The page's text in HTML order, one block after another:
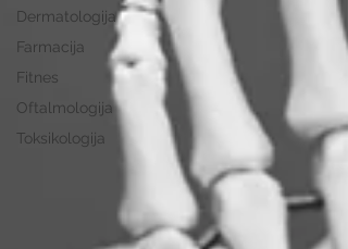
Dermatologija
Farmacija
Fitnes
Oftalmologija
Toksikologija